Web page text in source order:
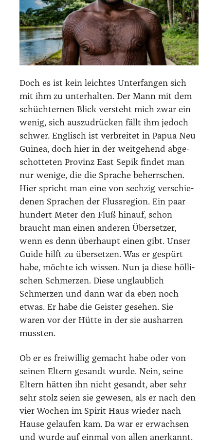
Doch es ist kein leich­tes Unter­fan­gen sich
mit ihm zu unter­hal­ten. Der Mann mit dem
schüch­ter­nen Blick ver­steht mich zwar ein
wenig, sich aus­zu­drü­cken fällt ihm jedoch
schwer. Eng­lisch ist ver­brei­tet in Papua Neu
Gui­nea, doch hier in der weit­ge­hend abge­
schot­te­ten Pro­vinz East Sepik fin­det man
nur weni­ge, die die Spra­che beherr­schen.
Hier spricht man eine von sech­zig ver­schie­
de­nen Spra­chen der Fluss­re­gi­on. Ein paar
hun­dert Meter den Fluß hin­auf, schon
braucht man einen ande­ren Über­set­zer,
wenn es denn über­haupt einen gibt. Unser
Gui­de hilft zu über­set­zen. Was er gespürt
habe, möch­te ich wis­sen. Nun ja die­se höl­li­
schen Schmer­zen. Die­se unglaub­lich
Schmer­zen und dann war da eben noch
etwas. Er habe die Geis­ter gese­hen. Sie
waren vor der Hüt­te in der sie aus­har­ren
muss­ten.
Ob er es frei­wil­lig gemacht habe oder von
sei­nen Eltern gesandt wur­de. Nein, sei­ne
Eltern hät­ten ihn nicht gesandt, aber sehr
sehr stolz sei­en sie gewe­sen, als er nach den
vier Wochen im Spi­rit Haus wie­der nach
Hau­se gelau­fen kam. Da war er erwach­sen
und wur­de auf ein­mal von allen aner­kannt.